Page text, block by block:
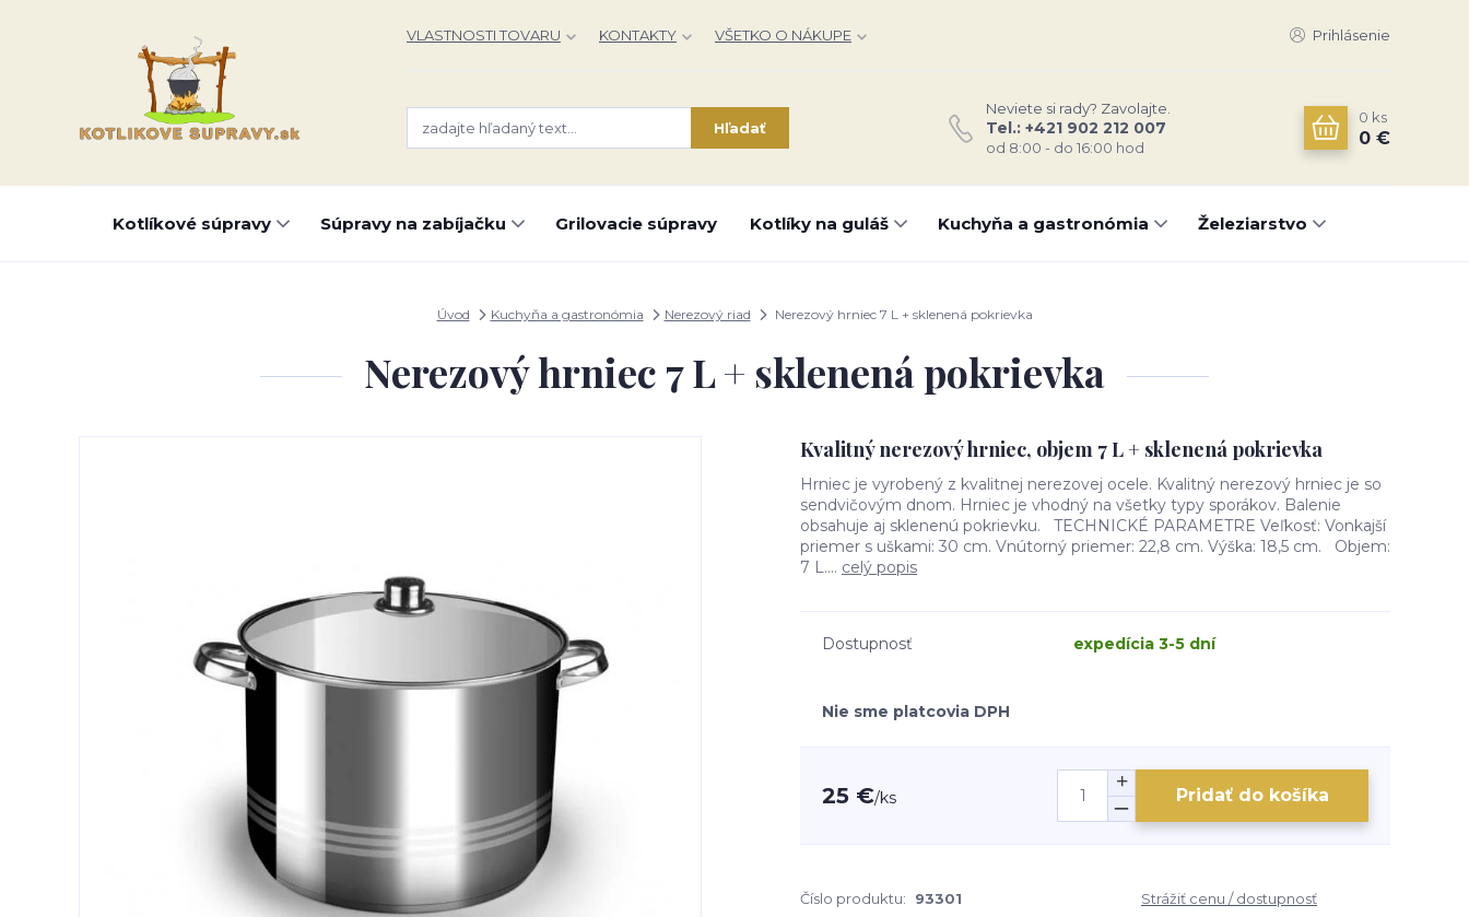
VLASTNOSTI TOVARU KONTAKTY VŠETKO O NÁKUPE Prihlásenie
Hľadať
Neviete si rady? Zavolajte.
Tel.: +421 902 212 007
od 8:00 - do 16:00 hod
0 ks
0 €
Kotlíkové súpravy Súpravy na zabíjačku Grilovacie súpravy Kotlíky na guláš Kuchyňa a gastronómia Železiarstvo
Úvod Kuchyňa a gastronómia Nerezový riad Nerezový hrniec 7 L + sklenená pokrievka
Nerezový hrniec 7 L + sklenená pokrievka
Kvalitný nerezový hrniec, objem 7 L + sklenená pokrievka
Hrniec je vyrobený z kvalitnej nerezovej ocele. Kvalitný nerezový hrniec je so
sendvičovým dnom. Hrniec je vhodný na všetky typy sporákov. Balenie
obsahuje aj sklenenú pokrievku. TECHNICKÉ PARAMETRE Veľkosť: Vonkajší
priemer s uškami: 30 cm. Vnútorný priemer: 22,8 cm. Výška: 18,5 cm. Objem:
7 L.... celý popis
Dostupnosť expedícia 3-5 dní
Nie sme platcovia DPH
25 €/ks Pridať do košíka
Číslo produktu: 93301 Strážiť cenu / dostupnosť